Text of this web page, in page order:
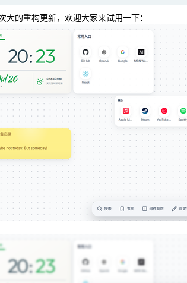
大的重构更新，欢迎大家来试用一下：